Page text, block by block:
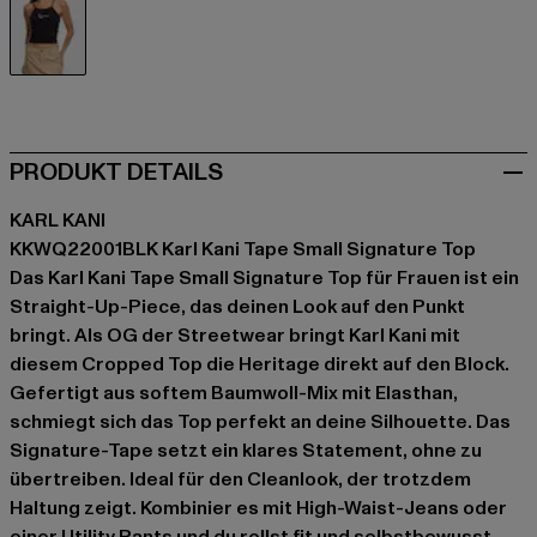
PRODUKT DETAILS
KARL KANI
KKWQ22001BLK Karl Kani Tape Small Signature Top
Das Karl Kani Tape Small Signature Top für Frauen ist ein
Straight-Up-Piece, das deinen Look auf den Punkt
bringt. Als OG der Streetwear bringt Karl Kani mit
diesem Cropped Top die Heritage direkt auf den Block.
Gefertigt aus softem Baumwoll-Mix mit Elasthan,
schmiegt sich das Top perfekt an deine Silhouette. Das
Signature-Tape setzt ein klares Statement, ohne zu
übertreiben. Ideal für den Cleanlook, der trotzdem
Haltung zeigt. Kombinier es mit High-Waist-Jeans oder